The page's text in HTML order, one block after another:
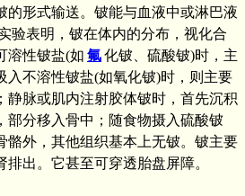
的形式输送。铍能与血液中或淋巴液
验表明，铍在体内的分布，视化合
溶性铍盐(如 氟化铍、硫酸铍)时，主
入不溶性铍盐(如氧化铍)时，则主要
静脉或肌内注射胶体铍时，首先沉积
部分移入骨中；随食物摄入硫酸铍
骼外，其他组织基本上无铍。铍主要
出。它甚至可穿透胎盘屏障。